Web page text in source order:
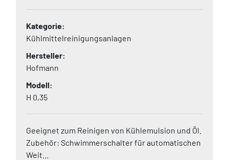
Kategorie
Kühlmittelreinigungsanlagen
Hersteller
Hofmann
Modell
H 0,35
Geeignet zum Reinigen von Kühlemulsion und Öl.
Zubehör: Schwimmerschalter für automatischen
Weit...